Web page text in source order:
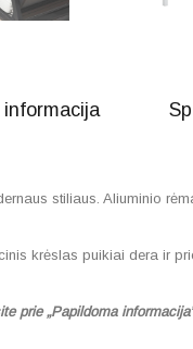
stiliaus. Aliuminio
krėslas puikiai dera ir
prie „Papildoma